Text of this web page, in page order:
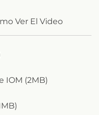
Ver El Video
IOM (2MB)